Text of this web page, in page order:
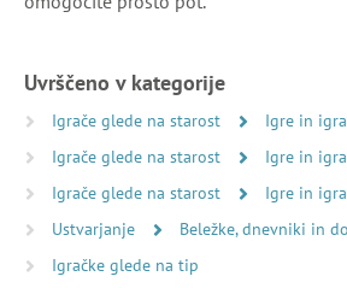
Uvrščeno v kategorije
Igrače glede na starost
Igre in
Igrače glede na starost
Igre in
Igrače glede na starost
Igre in
Ustvarjanje
Beležke, dnevniki in
Igračke glede na tip